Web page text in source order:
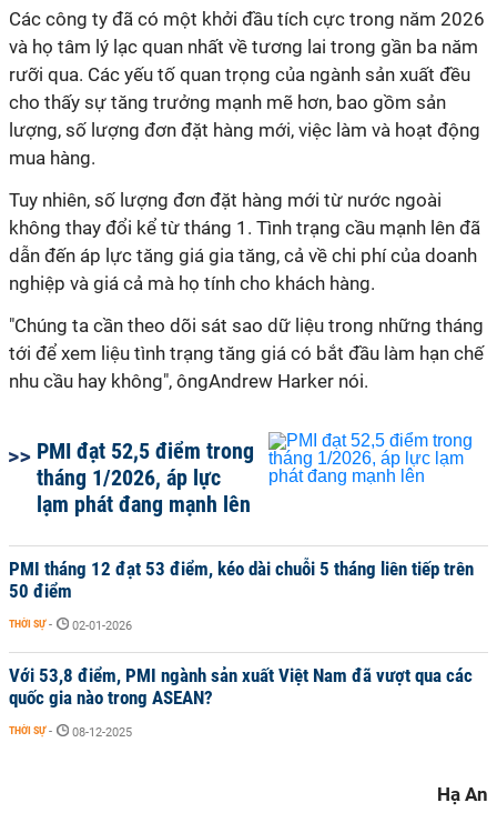
Các công ty đã có một khởi đầu tích cực trong năm 2026
và họ tâm lý lạc quan nhất về tương lai trong gần ba năm
rưỡi qua. Các yếu tố quan trọng của ngành sản xuất đều
cho thấy sự tăng trưởng mạnh mẽ hơn, bao gồm sản
lượng, số lượng đơn đặt hàng mới, việc làm và hoạt động
mua hàng.
Tuy nhiên, số lượng đơn đặt hàng mới từ nước ngoài
không thay đổi kể từ tháng 1. Tình trạng cầu mạnh lên đã
dẫn đến áp lực tăng giá gia tăng, cả về chi phí của doanh
nghiệp và giá cả mà họ tính cho khách hàng.
"Chúng ta cần theo dõi sát sao dữ liệu trong những tháng
tới để xem liệu tình trạng tăng giá có bắt đầu làm hạn chế
nhu cầu hay không", ôngAndrew Harker nói.
PMI đạt 52,5 điểm trong
tháng 1/2026, áp lực
lạm phát đang mạnh lên
PMI tháng 12 đạt 53 điểm, kéo dài chuỗi 5 tháng liên tiếp trên
50 điểm
THỜI SỰ - 02-01-2026
Với 53,8 điểm, PMI ngành sản xuất Việt Nam đã vượt qua các
quốc gia nào trong ASEAN?
THỜI SỰ - 08-12-2025
Hạ An